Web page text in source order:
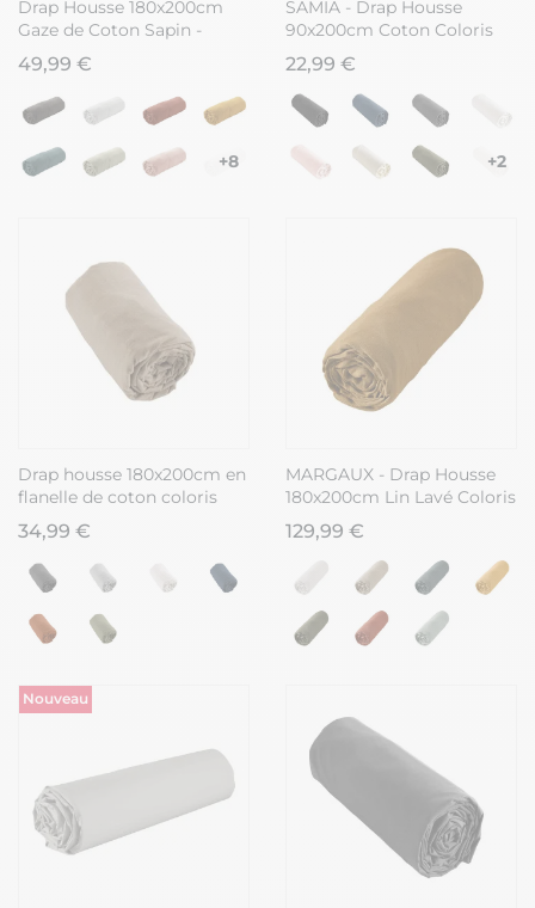
Drap Housse 180x200cm
Gaze de Coton Sapin -
OUREA
49,99 €
+8
SAMIA - Drap Housse
90x200cm Coton Coloris
Camel
22,99 €
+2
Drap housse 180x200cm en
flanelle de coton coloris
Ficelle - HEDDA
34,99 €
MARGAUX - Drap Housse
180x200cm Lin Lavé Coloris
Caramel
129,99 €
Nouveau